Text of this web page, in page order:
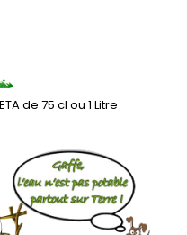
de 75 cl ou 1 Litre